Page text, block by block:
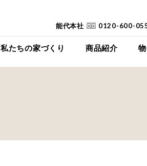
私たちの家づくり
コンセプト
商品紹介
イイイエ
能代本社 0120-600-